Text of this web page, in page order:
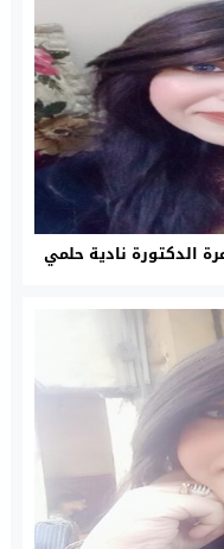
الدكتورة نادية حلمي